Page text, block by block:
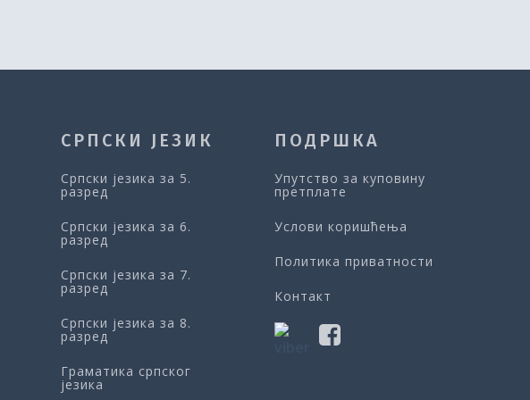
СРПСКИ ЈЕЗИК
Српски језика за 5.
разред
Српски језика за 6.
разред
Српски језика за 7.
разред
Српски језика за 8.
разред
Граматика српског
језика
ПОДРШКА
Упутство за куповину
претплате
Услови коришћења
Политика приватности
Контакт